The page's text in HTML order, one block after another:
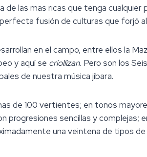
las mas ricas que tenga cualquier
fusión de culturas que forjó
en el campo, entre ellos la
y aquí se criollizan. Pero son los
de nuestra música jíbara.
de 100 vertientes; en tonos
progresiones sencillas y complejas;
una veintena de tipos de